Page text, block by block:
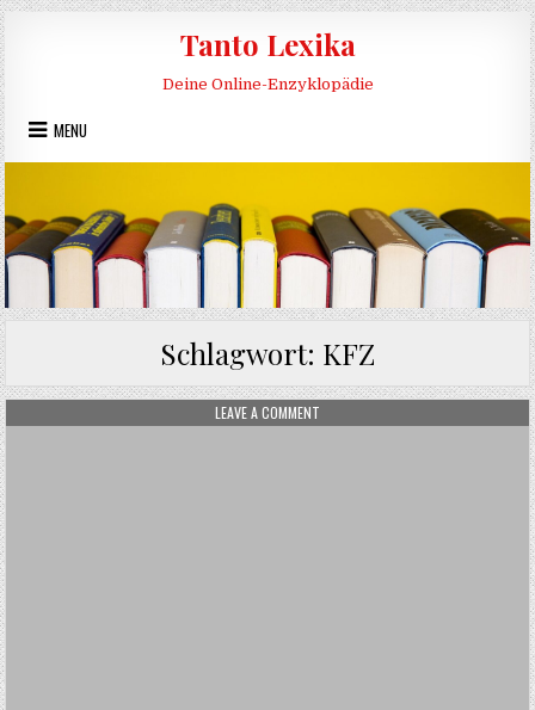
Skip to content
Tanto Lexika
Deine Online-Enzyklopädie
MENU
Schlagwort: KFZ
LEAVE A COMMENT